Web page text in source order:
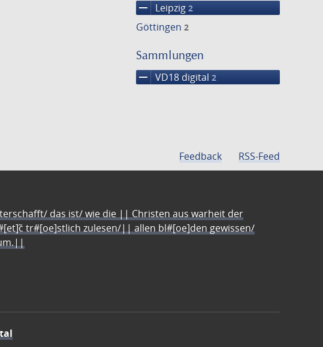
remove Leipzig 2
Göttingen 2
Sammlungen
remove VD18 digital 2
Feedback RSS-Feed
das ist/ wie die || Christen aus warheit der
tr#[oe]stlich zulesen/|| allen bl#[oe]den gewissen/